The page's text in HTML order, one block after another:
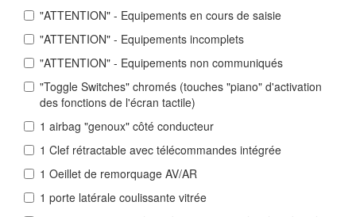
"ATTENTION" - Equipements en cours de saisie
"ATTENTION" - Equipements incomplets
"ATTENTION" - Equipements non communiqués
"Toggle Switches" chromés (touches "piano" d'activation
des fonctions de l'écran tactile)
1 airbag "genoux" côté conducteur
1 Clef rétractable avec télécommandes intégrée
1 Oeillet de remorquage AV/AR
1 porte latérale coulissante vitrée